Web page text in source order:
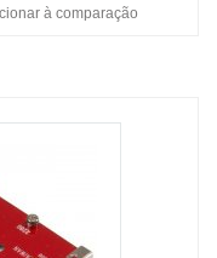
à comparação